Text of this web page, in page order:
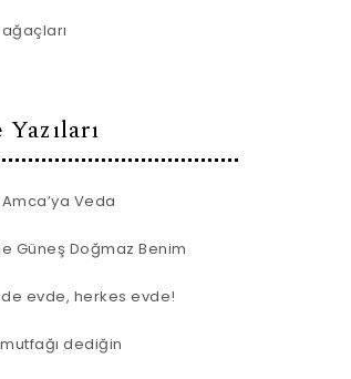
Yazıları
Veda
Güneş Doğmaz Benim
evde, herkes evde!
dediğin